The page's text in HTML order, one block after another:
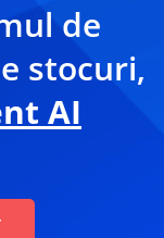
de
stocuri,
AI